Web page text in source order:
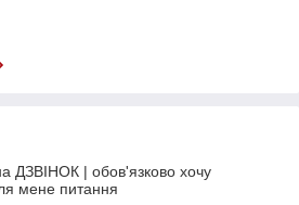
ДЗВІНОК | обов'язково хочу
мене питання